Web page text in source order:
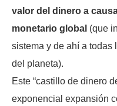
valor del dinero a
monetario global (que
sistema y de ahí a todas
del planeta).
Este “castillo de dinero
exponencial expansión